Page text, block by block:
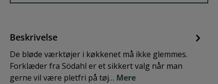
Beskrivelse
De bløde værktøjer i køkkenet må ikke glemmes.
Forklæder fra Södahl er et sikkert valg når man
gerne vil være pletfri på tøj… Mere